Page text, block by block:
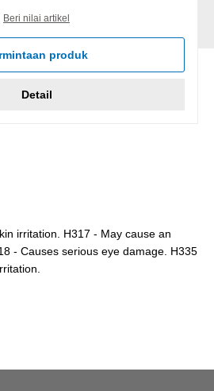
Beri nilai artikel
produk
Detail
irritation. H317 - May cause an
- Causes serious eye damage. H335